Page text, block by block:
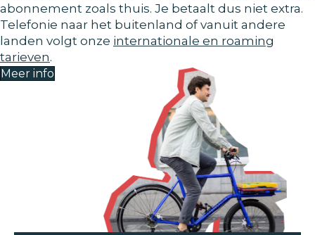
abonnement zoals thuis. Je betaalt dus niet extra.
Telefonie naar het buitenland of vanuit andere
landen volgt onze internationale en roaming
tarieven.
Meer info